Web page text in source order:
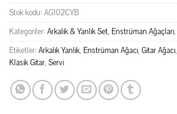
Stok kodu: AG102CYB
Kategoriler: Arkalık & Yanlık Set, Enstrüman Ağaçları,
Etiketler: Arkalık Yanlık, Enstrüman Ağacı, Gitar Ağacı,
Klasik Gitar, Servi